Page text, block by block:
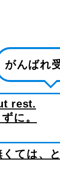
がんばれ
rest.
に。
ては、